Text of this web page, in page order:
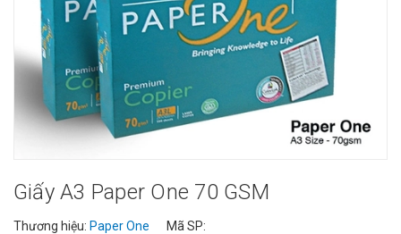
Giấy A3 Paper One 70 GSM
Thương hiệu: Paper One Mã SP: